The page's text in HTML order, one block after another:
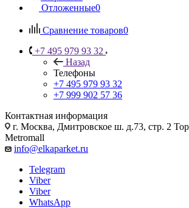
Отложенные0
Сравнение товаров0
+7 495 979 93 32
Назад
Телефоны
+7 495 979 93 32
+7 999 902 57 36
Контактная информация
г. Москва, Дмитровское ш. д.73, стр. 2
Metromall
info@elkaparket.ru
Telegram
Viber
Viber
WhatsApp